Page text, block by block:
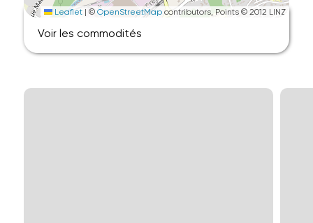
Leaflet | ©OpenStreetMap contributors, Points © 2012 LINZ
Voir les commodités